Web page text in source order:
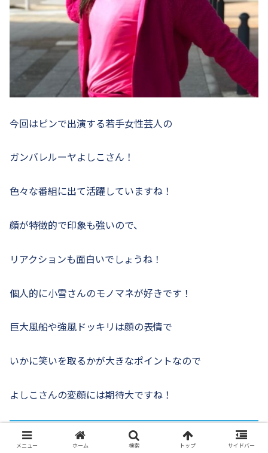
今回はピンで出演する若手女性芸人の
ガンバレルーヤよしこさん！
色々な番組に出て活躍していますね！
顔が特徴的で印象も強いので、
リアクションも面白いでしょうね！
個人的に小雪さんのモノマネが好きです！
巨大風船や強風ドッキリは顔の表情で
いかに笑いを取るかが大きなポイントなので
よしこさんの変顔には期待大ですね！
渡辺直美
メニュー ホーム 検索 トップ サイドバー